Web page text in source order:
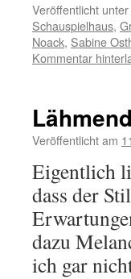
Veröffentlicht unter
Schauspielhaus,
Noack, Sabine
Kommentar
Veröffentlicht am
Eigentlich
dass der
dazu
ich gar